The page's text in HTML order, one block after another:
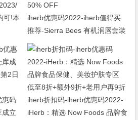
可!本
iherb优惠码2022-iherb值得买
推荐-Sierra Bees 有机润唇套装
8支 ￥33.85 原价￥67.70 50%
惠码
成立
iherb折扣码-iherb优惠码2022-
iHerb：精选 Now Foods 品牌食